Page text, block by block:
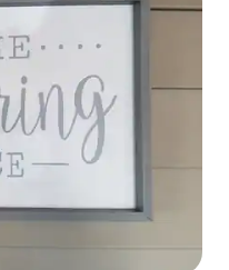
appréciés